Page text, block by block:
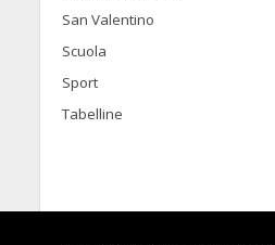
San Valentino
Scuola
Sport
Tabelline